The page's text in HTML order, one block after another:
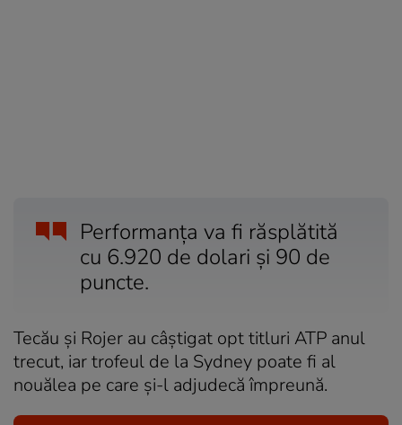
Performanța va fi răsplătită
cu 6.920 de dolari și 90 de
puncte.
Tecău și Rojer au câștigat opt titluri ATP anul
trecut, iar trofeul de la Sydney poate fi al
nouălea pe care și-l adjudecă împreună.